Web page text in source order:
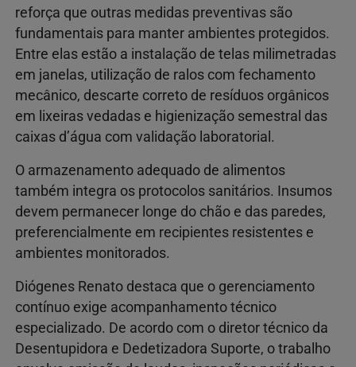
reforça que outras medidas preventivas são
fundamentais para manter ambientes protegidos.
Entre elas estão a instalação de telas milimetradas
em janelas, utilização de ralos com fechamento
mecânico, descarte correto de resíduos orgânicos
em lixeiras vedadas e higienização semestral das
caixas d’água com validação laboratorial.
O armazenamento adequado de alimentos
também integra os protocolos sanitários. Insumos
devem permanecer longe do chão e das paredes,
preferencialmente em recipientes resistentes e
ambientes monitorados.
Diógenes Renato destaca que o gerenciamento
contínuo exige acompanhamento técnico
especializado. De acordo com o diretor técnico da
Desentupidora e Dedetizadora Suporte, o trabalho